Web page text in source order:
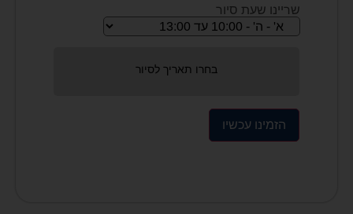
שריינו שעת סיור
בחרו תאריך לסיור
הזמינו עכשיו